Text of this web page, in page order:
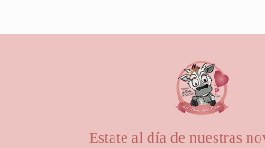
hasta
11,50€
Estate al día de nuestras